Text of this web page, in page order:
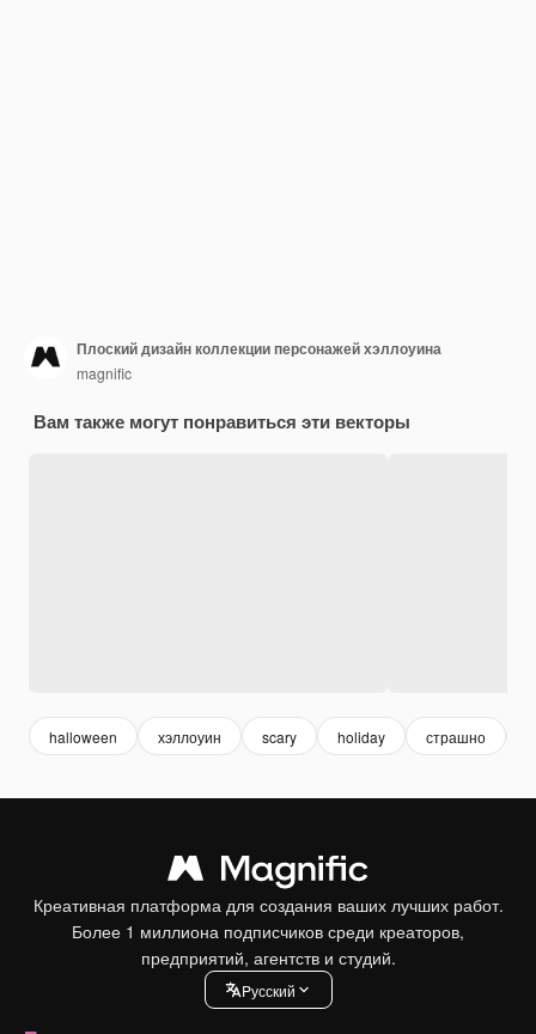
Плоский дизайн коллекции персонажей хэллоуина
magnific
Вам также могут понравиться эти векторы
halloween хэллоуин scary holiday страшно
Креативная платформа для создания ваших лучших работ.
Более 1 миллиона подписчиков среди креаторов,
предприятий, агентств и студий.
Pусский